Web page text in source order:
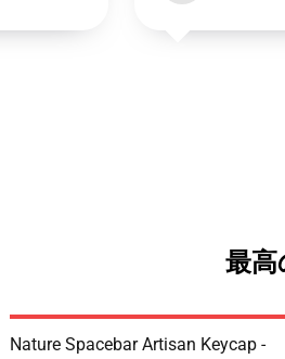
最高
Nature Spacebar Artisan Keycap -